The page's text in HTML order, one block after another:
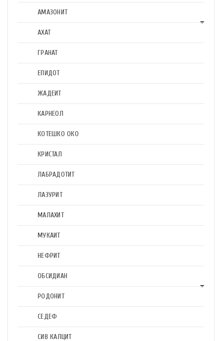
АМАЗОНИТ
АХАТ
ГРАНАТ
ЕПИДОТ
ЖАДЕИТ
КАРНЕОЛ
КОТЕШКО ОКО
КРИСТАЛ
ЛАБРАДОТИТ
ЛАЗУРИТ
МАЛАХИТ
МУКАИТ
НЕФРИТ
ОБСИДИАН
РОДОНИТ
СЕДЕФ
СИВ КАЛЦИТ